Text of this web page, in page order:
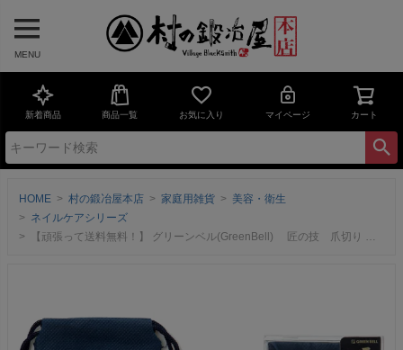
MENU
新着商品 商品一覧 お気に入り マイページ カート
HOME 村の鍛冶屋本店 家庭用雑貨
美容・衛生
ネイルケアシリーズ
【頑張って送料無料！】 グリーンベル(GreenBell) 匠の技 爪切り ルーペ付きつめきり（巾着つき） G-1004 ネコポスのため頑張って送料無料！・代引利用できません